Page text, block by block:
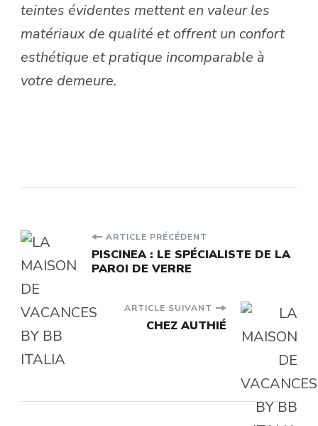
teintes évidentes mettent en valeur les
matériaux de qualité et offrent un confort
esthétique et pratique incomparable à
votre demeure.
Navigation
d'article
ARTICLE PRÉCÉDENT
PISCINEA : LE SPÉCIALISTE DE LA
PAROI DE VERRE
ARTICLE SUIVANT
CHEZ AUTHIÉ